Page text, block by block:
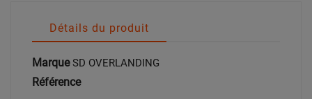
Détails du produit
Marque SD OVERLANDING
Référence